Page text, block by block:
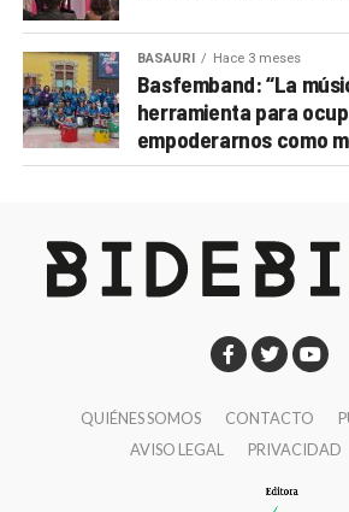
BASAURI Hace 3 meses
Basfemband: “La
herramienta para
empoderarnos como
QUIÉNES SOMOS CONTACTO
AVISO LEGAL
PRIVACIDAD